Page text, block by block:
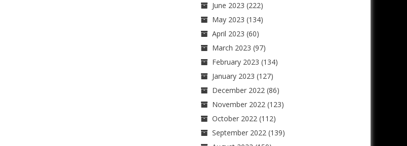
June 2023 (222)
May 2023 (134)
April 2023 (60)
March 2023 (97)
February 2023 (134)
January 2023 (127)
December 2022(86)
November 2022(123)
October 2022(112)
September 2022(139)